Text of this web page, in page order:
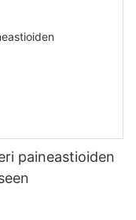
paineastioiden